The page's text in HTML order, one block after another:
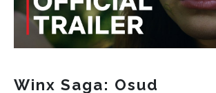
Video
Winx Saga: Osud